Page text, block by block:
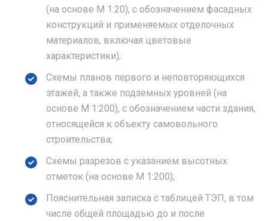
(на основе М 1:20), с обозначением фасадных
конструкций и применяемых отделочных
материалов, включая цветовые
характеристики);
Схемы планов первого и неповторяющихся
этажей, а также подземных уровней (на
основе М 1:200), с обозначением части здания,
относящейся к объекту самовольного
строительства;
Схемы разрезов с указанием высотных
отметок (на основе М 1:200);
Пояснительная записка с таблицей ТЭП, в том
числе общей площадью до и после